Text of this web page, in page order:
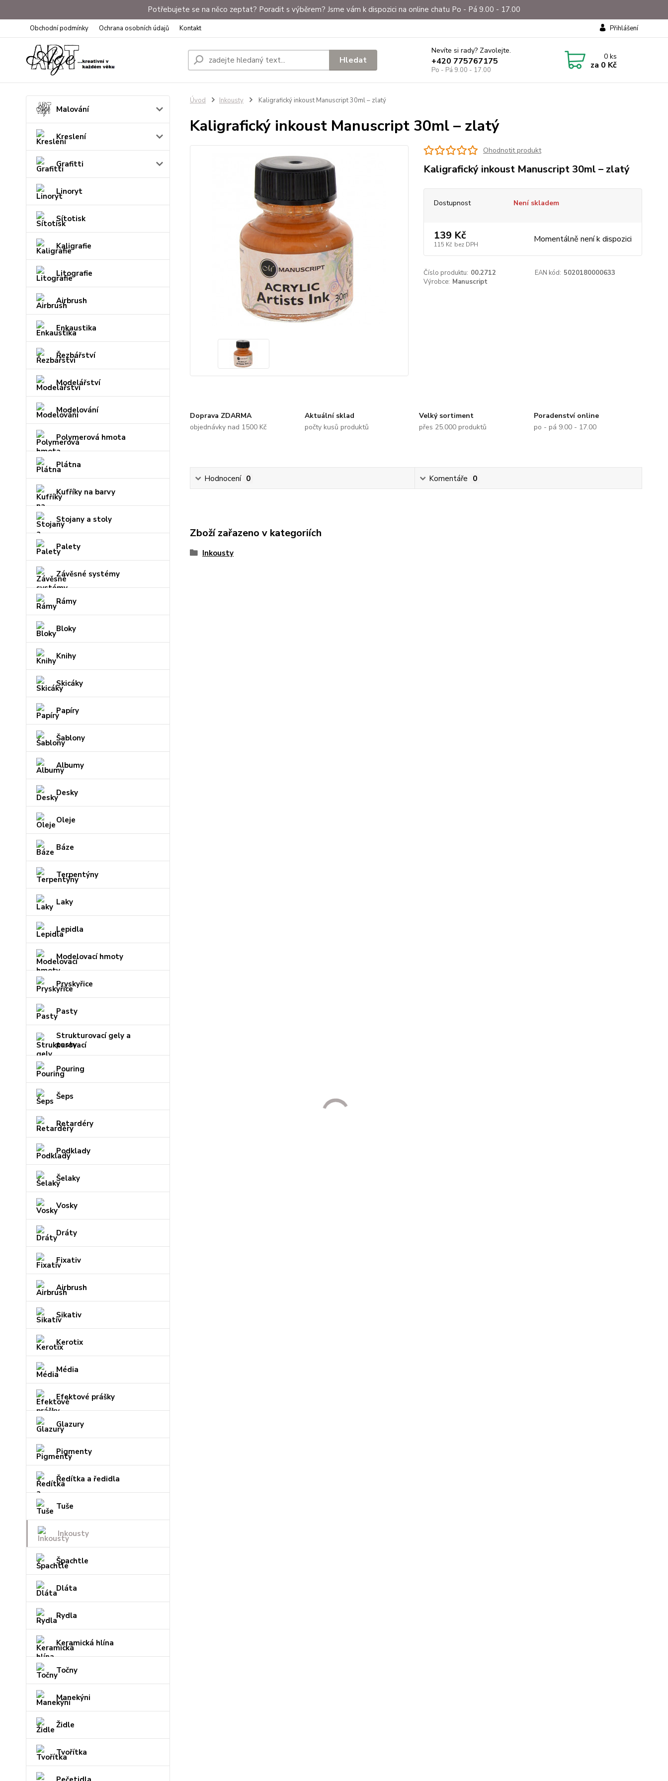
Potřebujete se na něco zeptat? Poradit s výběrem? Jsme vám k dispozici na online chatu Po - Pá 9.00 - 17.00
Obchodní podmínky Ochrana osobních údajů Kontakt Přihlášení
Hledat
Nevíte si rady? Zavolejte.
+420 775767175
Po - Pá 9.00 - 17.00
0ks
za 0 Kč
Malování
Kreslení
Grafitti
Linoryt
Sítotisk
Kaligrafie
Litografie
Airbrush
Enkaustika
Řezbářství
Modelářství
Modelování
Polymerová hmota
Plátna
Kufříky na barvy
Stojany a stoly
Palety
Závěsné systémy
Rámy
Bloky
Knihy
Skicáky
Papíry
Šablony
Albumy
Desky
Oleje
Báze
Terpentýny
Laky
Lepidla
Modelovací hmoty
Pryskyřice
Pasty
Strukturovací gely a
pasty
Pouring
Šeps
Retardéry
Podklady
Šelaky
Vosky
Dráty
Fixativ
Airbrush
Sikativ
Kerotix
Média
Efektové prášky
Glazury
Pigmenty
Ředítka a ředidla
Tuše
Inkousty
Špachtle
Dláta
Rydla
Keramická hlína
Točny
Manekýni
Židle
Tvořítka
Úvod Inkousty Kaligrafický inkoust Manuscript 30ml – zlatý
Kaligrafický inkoust Manuscript 30ml – zlatý
Ohodnotit produkt
Kaligrafický inkoust Manuscript 30ml – zlatý
Dostupnost Není skladem
139 Kč
115 Kč bez DPH Momentálně není k dispozici
Číslo produktu: 00.2712 EAN kód: 5020180000633
Výrobce: Manuscript
Doprava ZDARMA
objednávky nad 1500 Kč
Aktuální sklad
počty kusů produktů
Velký sortiment
přes 25.000 produktů
Poradenství online
po - pá 9.00 - 17.00
Hodnocení 0 Komentáře 0
Zboží zařazeno v kategoriích
Inkousty